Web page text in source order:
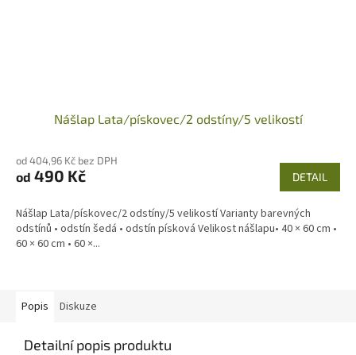
Nášlap Lata/pískovec/2 odstíny/5 velikostí
od 404,96 Kč bez DPH
od 490 Kč DETAIL
Nášlap Lata/pískovec/2 odstíny/5 velikostí Varianty barevných
odstínů • odstín šedá • odstín písková Velikost nášlapu• 40 × 60 cm •
60 × 60 cm • 60 ×...
Popis Diskuze
Detailní popis produktu